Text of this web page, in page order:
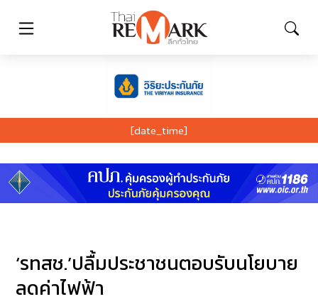
[date_time]
‘รทสช.’ปลื้มประชาชนตอบรับนโยบาย
ลดค่าไฟฟ้า